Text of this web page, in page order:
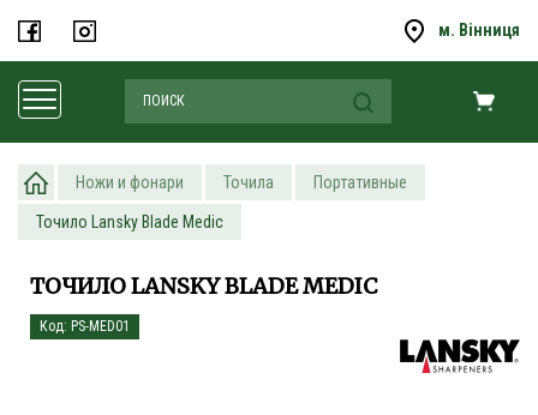
м. Вінниця
Ножи и фонари Точила Портативные
Точило Lansky Blade Medic
ТОЧИЛО LANSKY BLADE MEDIC
Код: PS-MED01